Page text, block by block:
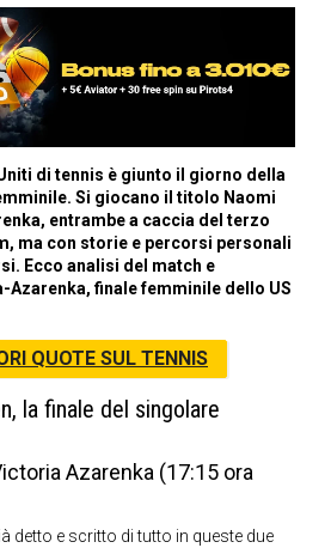
di tennis è giunto il giorno della
Si giocano il titolo Naomi
entrambe a caccia del terzo
ma con storie e percorsi personali
Ecco analisi del match e
Azarenka, finale femminile dello US
QUOTE SUL TENNIS
la finale del singolare
Azarenka (17:15 ora
detto e scritto di tutto in queste due